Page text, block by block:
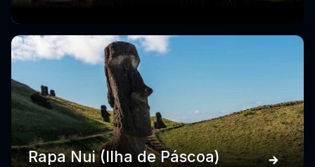
Rapa Nui (Ilha de Páscoa)